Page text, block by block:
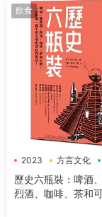
飲食
2023 方言文化
歷史六瓶裝：啤酒
烈酒、咖啡、茶和